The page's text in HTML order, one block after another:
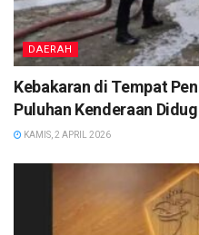
DAERAH
Kebakaran di Tempat
Puluhan Kenderaan
KAMIS, 2 APRIL 2026